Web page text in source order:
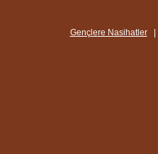
Gençlere Nasihatler|